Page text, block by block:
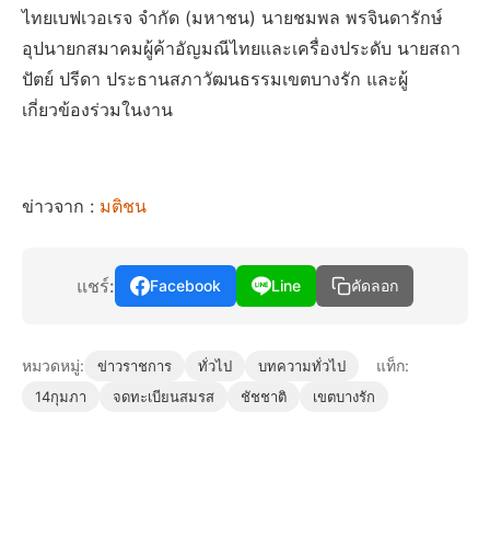
ไทยเบฟเวอเรจ จำกัด (มหาชน) นายชมพล พรจินดารักษ์
อุปนายกสมาคมผู้ค้าอัญมณีไทยและเครื่องประดับ นายสถา
ปัตย์ ปรีดา ประธานสภาวัฒนธรรมเขตบางรัก และผู้
เกี่ยวข้องร่วมในงาน
ข่าวจาก : มติชน
แชร์: Facebook Line คัดลอก
หมวดหมู่: ข่าวราชการ ทั่วไป บทความทั่วไป แท็ก:
14กุมภา จดทะเบียนสมรส ชัชชาติ เขตบางรัก